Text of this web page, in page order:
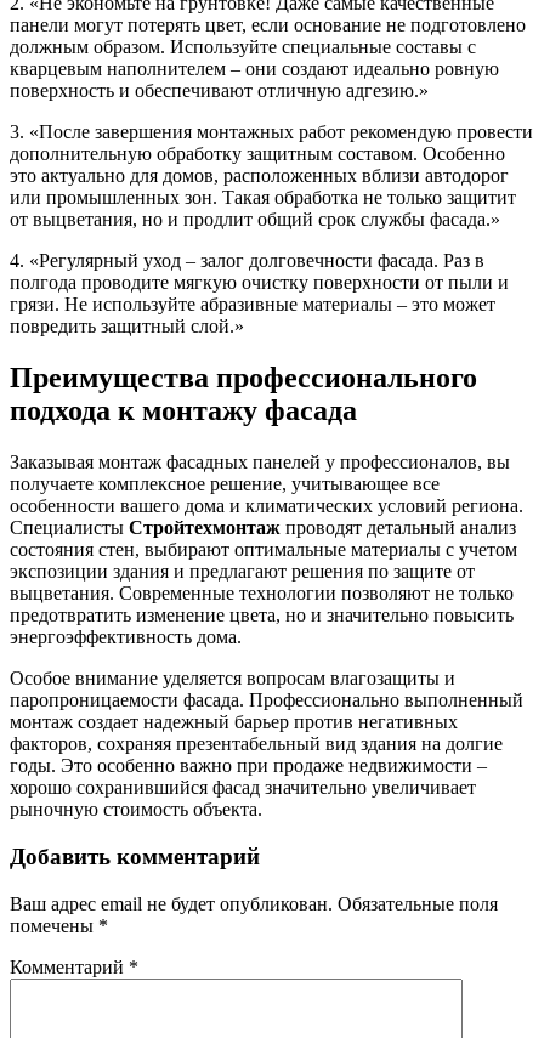
панели могут потерять цвет, если основание не подготовлено
должным образом. Используйте специальные составы с
кварцевым наполнителем – они создают идеально ровную
поверхность и обеспечивают отличную адгезию.»
3. «После завершения монтажных работ рекомендую провести
дополнительную обработку защитным составом. Особенно
это актуально для домов, расположенных вблизи автодорог
или промышленных зон. Такая обработка не только защитит
от выцветания, но и продлит общий срок службы фасада.»
4. «Регулярный уход – залог долговечности фасада. Раз в
полгода проводите мягкую очистку поверхности от пыли и
грязи. Не используйте абразивные материалы – это может
повредить защитный слой.»
Преимущества профессионального
подхода к монтажу фасада
Заказывая монтаж фасадных панелей у профессионалов, вы
получаете комплексное решение, учитывающее все
особенности вашего дома и климатических условий региона.
Специалисты Стройтехмонтаж проводят детальный анализ
состояния стен, выбирают оптимальные материалы с учетом
экспозиции здания и предлагают решения по защите от
выцветания. Современные технологии позволяют не только
предотвратить изменение цвета, но и значительно повысить
энергоэффективность дома.
Особое внимание уделяется вопросам влагозащиты и
паропроницаемости фасада. Профессионально выполненный
монтаж создает надежный барьер против негативных
факторов, сохраняя презентабельный вид здания на долгие
годы. Это особенно важно при продаже недвижимости –
хорошо сохранившийся фасад значительно увеличивает
рыночную стоимость объекта.
Добавить комментарий
Ваш адрес email не будет опубликован. Обязательные поля
помечены *
Комментарий *